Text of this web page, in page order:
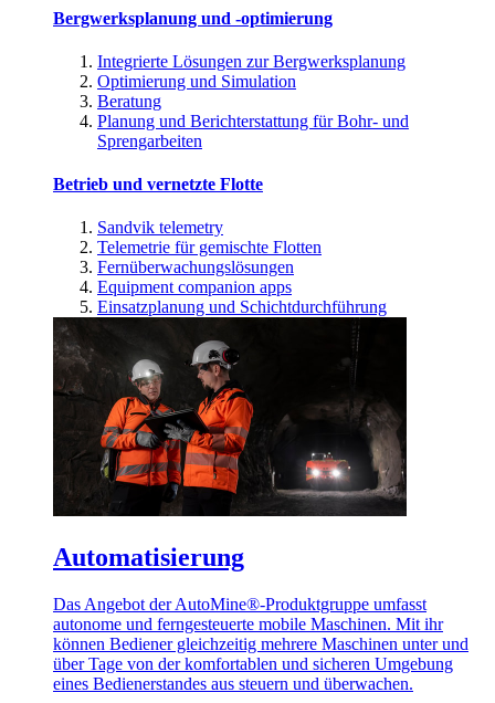
Bergwerksplanung und -optimierung
Integrierte Lösungen zur Bergwerksplanung
Optimierung und Simulation
Beratung
Planung und Berichterstattung für Bohr- und
Sprengarbeiten
Betrieb und vernetzte Flotte
Sandvik telemetry
Telemetrie für gemischte Flotten
Fernüberwachungslösungen
Equipment companion apps
Einsatzplanung und Schichtdurchführung
Automatisierung
Das Angebot der AutoMine®-Produktgruppe umfasst
autonome und ferngesteuerte mobile Maschinen. Mit ihr
können Bediener gleichzeitig mehrere Maschinen unter und
über Tage von der komfortablen und sicheren Umgebung
eines Bedienerstandes aus steuern und überwachen.